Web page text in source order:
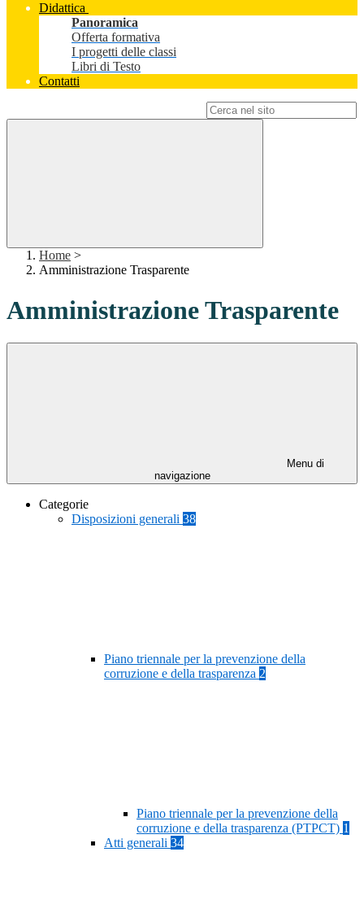
Didattica
Panoramica
Offerta formativa
I progetti delle classi
Libri di Testo
Contatti
Home >
Amministrazione Trasparente
Amministrazione Trasparente
Menu di
navigazione
Categorie
Disposizioni generali 38
Piano triennale per la prevenzione della
corruzione e della trasparenza 2
Piano triennale per la prevenzione della
corruzione e della trasparenza (PTPCT) 1
Atti generali 34